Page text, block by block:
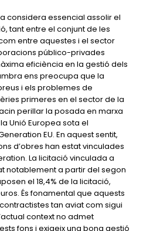
considera essencial assolir el
tant entre el conjunt de les
entre aquestes i el sector
público-privades
eficiència en la gestió dels
ens preocupa que la
i els problemes de
primeres en el sector de la
perillar la posada en marxa
Unió Europea sota el
EU. En aquest sentit,
d’obres han estat vinculades
La licitació vinculada a
notablement a partir del segon
el 18,4% de la licitació,
És fonamental que aquests
tan aviat com sigui
context no admet
fons i exigeix una bona gestió